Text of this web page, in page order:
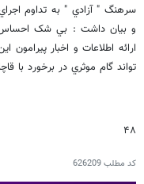
سرهنگ " آزادي " به تداوم
و بيان داشت : بي شک احساس
ارائه اطلاعات و اخبار
تواند گام موثري در برخورد با
۴۸
کد مطلب626209